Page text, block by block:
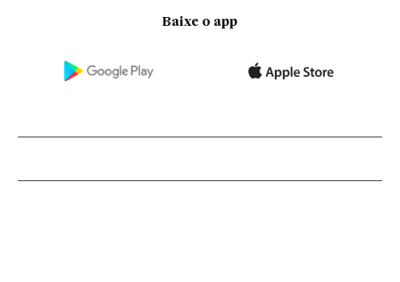
Baixe o app